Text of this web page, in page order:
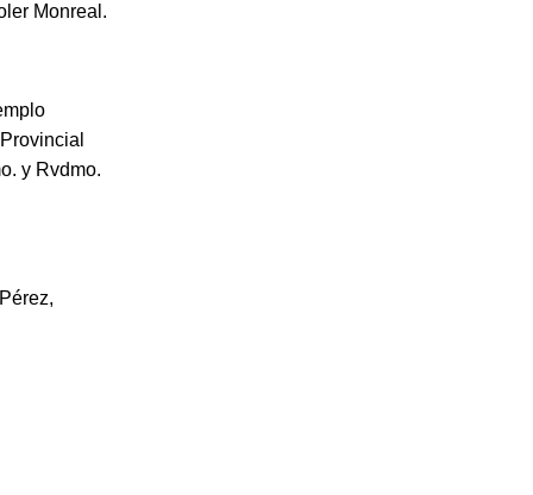
Monreal.
y Rvdmo.